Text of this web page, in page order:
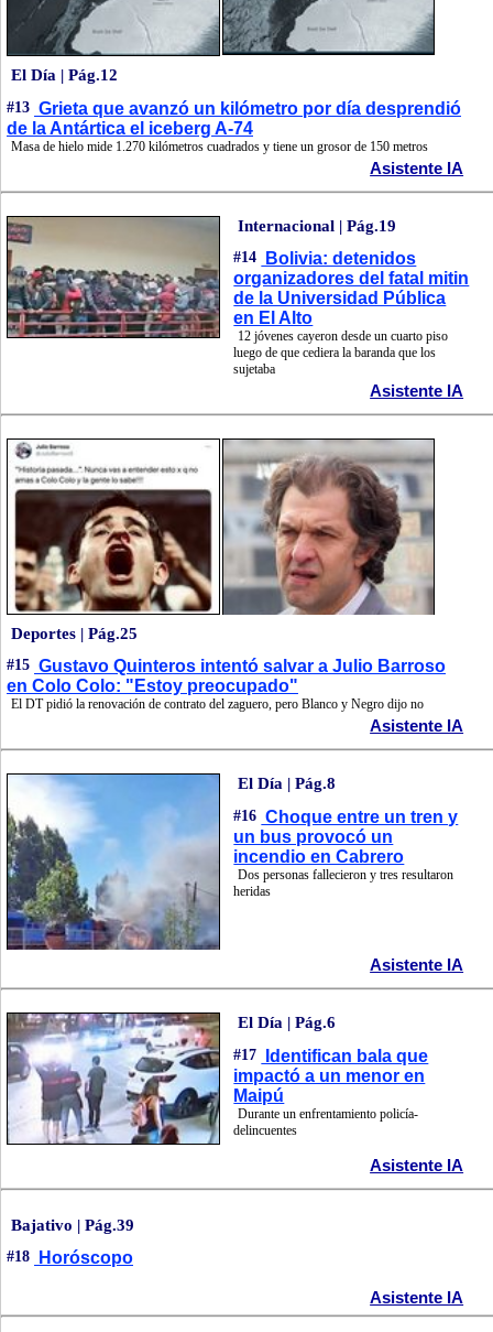
El Día | Pág.12
#13 Grieta que avanzó un kilómetro por día desprendió
de la Antártica el iceberg A-74
Masa de hielo mide 1.270 kilómetros cuadrados y tiene un grosor de 150 metros
Asistente IA
Internacional | Pág.19
#14
Bolivia: detenidos
organizadores del fatal mitin
de la Universidad Pública
en El Alto
12 jóvenes cayeron desde un cuarto piso
luego de que cediera la baranda que los
sujetaba
Asistente IA
Deportes | Pág.25
#15 Gustavo Quinteros intentó salvar a Julio Barroso
en Colo Colo: "Estoy preocupado"
El DT pidió la renovación de contrato del zaguero, pero Blanco y Negro dijo no
Asistente IA
El Día | Pág.8
#16 Choque entre un tren y
un bus provocó un
incendio en Cabrero
Dos personas fallecieron y tres resultaron
heridas
Asistente IA
El Día | Pág.6
#17
Identifican bala que
impactó a un menor en
Maipú
Durante un enfrentamiento policía-
delincuentes
Asistente IA
Bajativo | Pág.39
#18 Horóscopo
Asistente IA